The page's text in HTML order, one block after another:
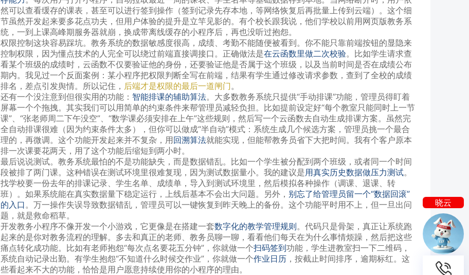
晓云
我是你的
然可以查看缓存的课表，甚至可以进行签到操作（签到记录先存本地，等网络恢复后再批量上传到云端）。这个细
节虽然开发起来要多花点功夫，但用户体验的提升是立竿见影的。有个校长跟我说，他们学校以前用网页版教务系
统，一到上课高峰期服务器就崩，换成带离线缓存的小程序后，再也没听过抱怨。
权限控制这块容易踩坑。教务系统的数据敏感度很高，成绩、考勤不能随便被看到。你不能只靠前端按钮的显隐来
控制权限，因为懂点技术的人完全可以绕过前端直接调接口。正确做法是在云函数里做二次校验。比如学生请求查
看某个班级的成绩时，云函数不仅要验证他的身份，还要验证他是否属于这个班级，以及当前时间是否在成绩公布
期内。我见过一个反面案例：某小程序把权限判断全写在前端，结果有学生通过修改请求参数，查到了全校的成绩
排名，差点引发舆情。所以记住， 后端才是权限的最后一道闸门。
还有一个没注意到但很实用的功能： 智能排课的辅助算法。大多数教务系统只提供“手动排课”功能，管理员得盯着
屏幕一个个拖拽。其实我们可以用简单的约束条件来帮管理员减轻负担。比如提前设定好“每个教室只能同时上一节
课”、“张老师周二下午没空”、“数学课必须安排在上午”这些规则，然后写一个云函数去自动生成排课方案。虽然完
全自动排课很难（因为约束条件太多），但你可以做成“半自动”模式：系统生成几个候选方案，管理员挑一个最合
理的，再微调。这个功能开发起来并不复杂，用回溯算法就能实现，但能帮教务员省下大把时间。我有个客户原本
排一次课要花两天，用了这个功能后缩短到两小时。
最后说说测试。教务系统最怕的不是功能缺失，而是数据错乱。比如一个学生被分配到两个班级，或者同一个时间
段被排了两门课。这种错误在测试环境里很难复现，因为测试数据量小。我的建议是用真实历史数据做压力测试。
找学校要一份去年的排课记录、学生名单、成绩单，导入到测试环境里，然后模拟各种操作（调课、退课、转
班）。如果系统能在真实数据量下稳定运行，上线后基本不会出大问题。另外， 别忘了给管理员留一个“数据回滚”
的入口 。万一操作失误导致数据错乱，管理员可以一键恢复到昨天晚上的备份。这个功能平时用不上，但一旦出问
题，就是救命稻草。
开发教务小程序不像开发一个小游戏，它更像是在搭建一套数字化的教学管理规则。代码只是骨架，真正让系统跑
起来的是你对教务流程的理解。多去和真正的老师、教务员聊一聊，看看他们每天在为什么事情烦躁，然后把这些
痛点转化成功能。比如有老师抱怨“每次点名要花五分钟”，你就做一个扫码签到功能，学生进教室扫一下二维码，
系统自动记录出勤。有学生抱怨“不知道什么时候交作业”，你就做一个作业日历 ，按截止时间排序，逾期标红。这
些看起来不大的功能，恰恰是用户愿意持续使用你的小程序的理由。